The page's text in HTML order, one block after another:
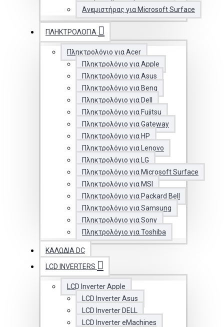
Ανεμιστήρας για Microsoft Surface
ΠΛΗΚΤΡΟΛΌΓΙΑ
Πληκτρολόγιο για Acer
Πληκτρολόγιο για Apple
Πληκτρολόγιο για Asus
Πληκτρολόγιο για Benq
Πληκτρολόγιο για Dell
Πληκτρολόγιο για Fujitsu
Πληκτρολόγιο για Gateway
Πληκτρολόγιο για HP
Πληκτρολόγιο για Lenovo
Πληκτρολόγιο για LG
Πληκτρολόγιο για Microsoft Surface
Πληκτρολόγιο για MSI
Πληκτρολόγιο για Packard Bell
Πληκτρολόγιο για Samsung
Πληκτρολόγιο για Sony
Πληκτρολόγιο για Toshiba
ΚΑΛΏΔΙΑ DC
LCD INVERTERS
LCD Inverter Apple
LCD Inverter Asus
LCD Inverter DELL
LCD Inverter eMachines